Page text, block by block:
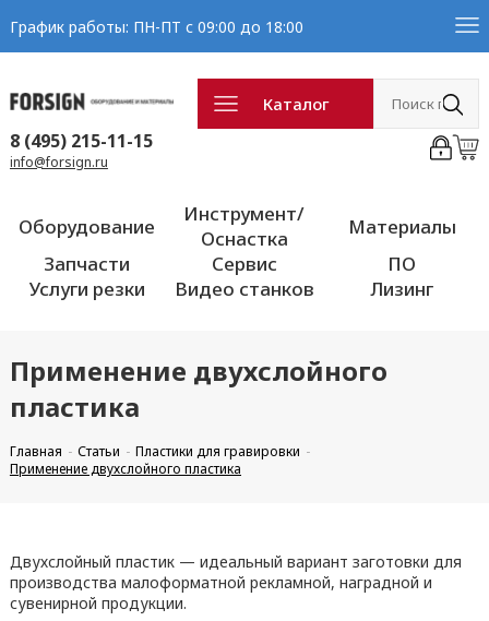
График работы: ПН-ПТ с 09:00 до 18:00
Каталог
8 (495) 215-11-15
info@forsign.ru
Оборудование
Инструмент/
Оснастка
Материалы
Запчасти
Сервис
ПО
Услуги резки
Видео станков Лизинг
Применение двухслойного
пластика
Главная Статьи
Пластики для гравировки
Применение двухслойного пластика
Двухслойный пластик — идеальный вариант заготовки для
производства малоформатной рекламной, наградной и
сувенирной продукции.